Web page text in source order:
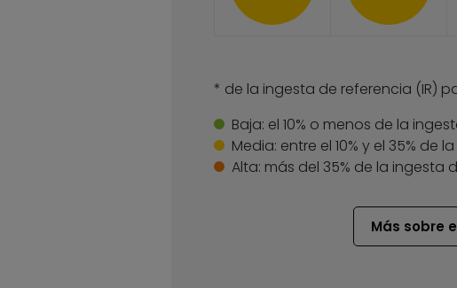
* de la ingesta de referencia (IR)
Baja: el 10% o menos de la
Media: entre el 10% y el 35% de
Alta: más del 35% de la ingesta
Más sobre